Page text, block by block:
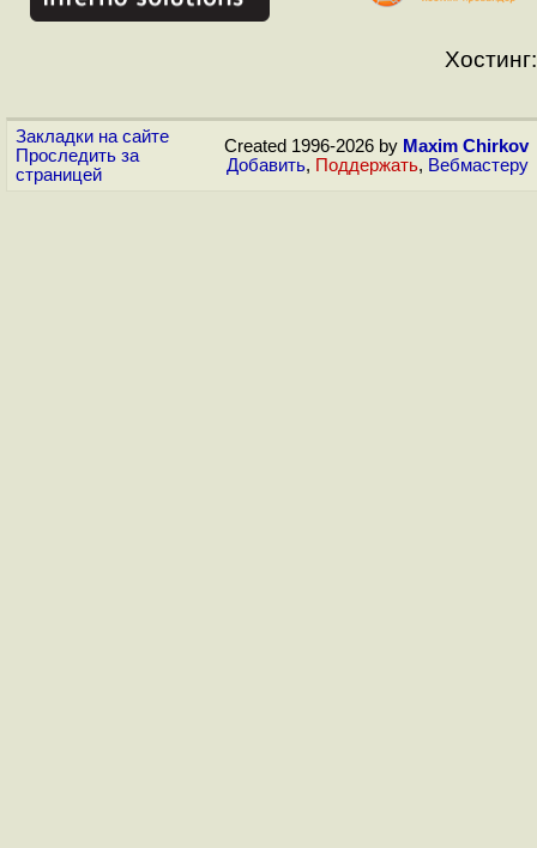
Хостинг:
Закладки на сайте
Проследить за
страницей
Created 1996-2026 by Maxim Chirkov
Добавить, Поддержать, Вебмастеру